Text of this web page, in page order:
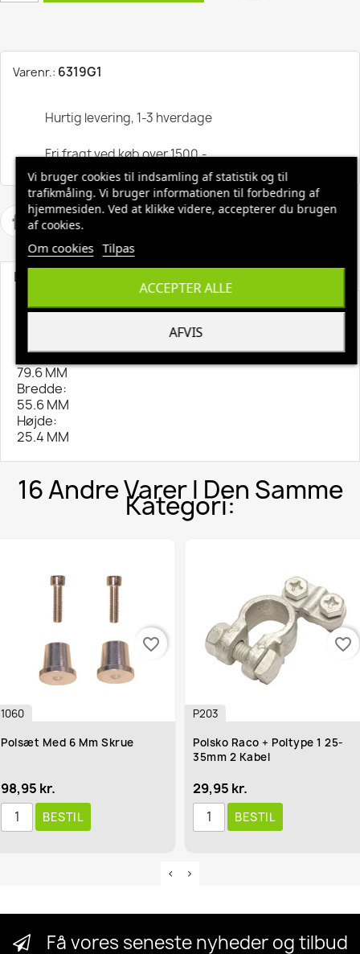
Varenr.: 6319G1
Hurtig levering, 1-3 hverdage
Fri fragt ved køb over 1500,-
Beskrivelse
Rema Stik til lader 175/50 SB50 SB175 Grå
Længde:
79.6 MM
Bredde:
55.6 MM
Højde:
25.4 MM
16 Andre Varer I Den Samme
Kategori:
1060
Polsæt Med 6 Mm Skrue
98,95 kr.
BESTIL
favorite_border
P203
Polsko Raco + Poltype 1 25-
35mm 2 Kabel
29,95 kr.
BESTIL
favorite_border
Få vores seneste nyheder og tilbud
Vi bruger cookies til indsamling af statistik og til
trafikmåling. Vi bruger informationen til forbedring af
hjemmesiden. Ved at klikke videre, accepterer du brugen
af cookies.
Om cookies Tilpas
AFVIS
ACCEPTER ALLE